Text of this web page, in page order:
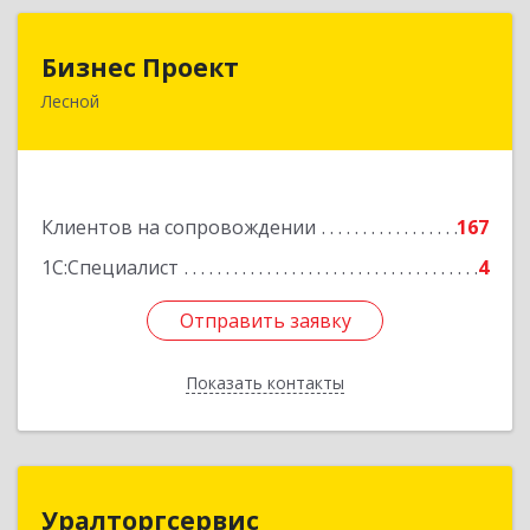
Бизнес Проект
Лесной
Клиентов на сопровождении
167
1С:Специалист
4
Отправить заявку
Показать контакты
624200, Свердловская обл, Лесной г, Сиротина
Отправить заявку
Назад
Уралторгсервис